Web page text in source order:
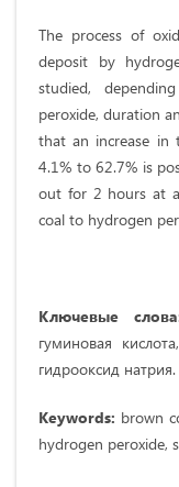
The process of
deposit by
studied,
peroxide, duration
that an increase in
4.1% to 62.7% is
out for 2 hours at
coal to hydrogen
Ключевые
гуминовая
гидрооксид натрия.
Keywords: brown
hydrogen peroxide,